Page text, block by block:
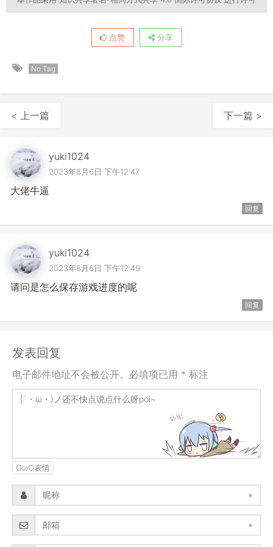
点赞 分享
No Tag
< 上一篇 下一篇 >
yuki1024
2023年8月6日 下午12:47
大佬牛逼
回复
yuki1024
2023年8月6日 下午12:49
请问是怎么保存游戏进度的呢
回复
发表回复
电子邮件地址不会被公开。必填项已用 * 标注
OωO表情
*
*